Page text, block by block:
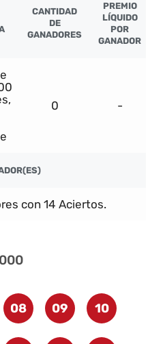
CANTIDAD
DE
GANADORES
PREMIO
LÍQUIDO
POR
GANADOR
0 -
con 14 Aciertos.
08 09 10